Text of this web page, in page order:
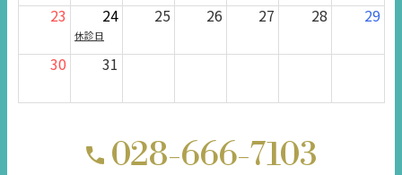
23 24
休診日
25 26 27 28 29
30 31
028-666-7103